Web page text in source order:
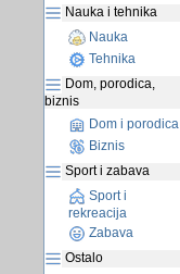
Nauka i tehnika
Nauka
Tehnika
Dom, porodica,
biznis
Dom i porodica
Biznis
Sport i zabava
Sport i
rekreacija
Zabava
Ostalo